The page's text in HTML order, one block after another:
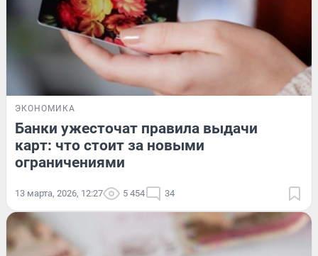
ЭКОНОМИКА
Банки ужесточат правила выдачи
карт: что стоит за новыми
ограничениями
13 марта, 2026, 12:27 5 454 34